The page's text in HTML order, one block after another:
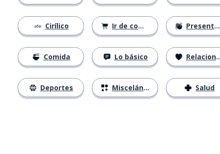
Cirílico
Comida
Deportes
Ir de compras
Lo básico
Misceláneo
Presentándose
Relaciones
Salud